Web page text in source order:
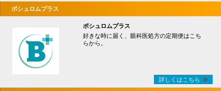
ボシュロムプラス
ボシュロムプラス
好きな時に届く、眼科医処方の定期便はこち
らから。
詳しくはこちら